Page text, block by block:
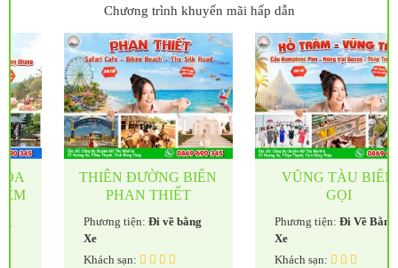
Chương trình khuyến mãi hấp dẫn
THIÊN ĐƯỜNG BIỂN
PHAN THIẾT
Phương tiện:Đi về bằng
Khách sạn:
VŨNG TÀU BIỂN
Phương tiện:Đi Về Bằng
Khách sạn: